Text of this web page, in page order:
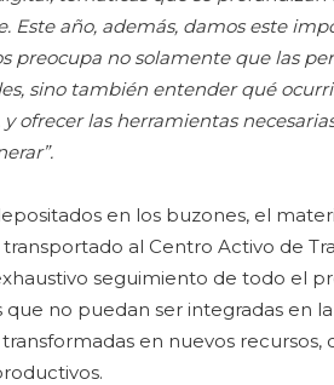
Este año, además, damos este
preocupa no solamente que las
sino también entender qué
y ofrecer las herramientas
en los buzones, el
al Centro Activo de
seguimiento de todo el
que no puedan ser integradas en
en nuevos